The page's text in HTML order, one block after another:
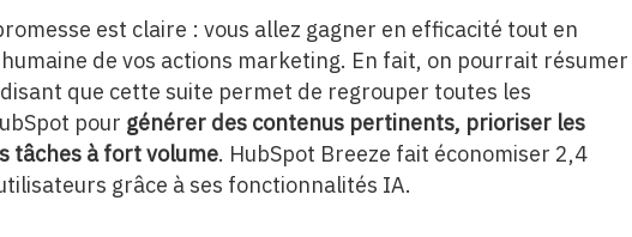
est claire : vous allez gagner en efficacité tout en
de vos actions marketing. En fait, on pourrait résumer
que cette suite permet de regrouper toutes les
pour générer des contenus pertinents, prioriser les
tâches à fort volume. HubSpot Breeze fait économiser 2,4
grâce à ses fonctionnalités IA.